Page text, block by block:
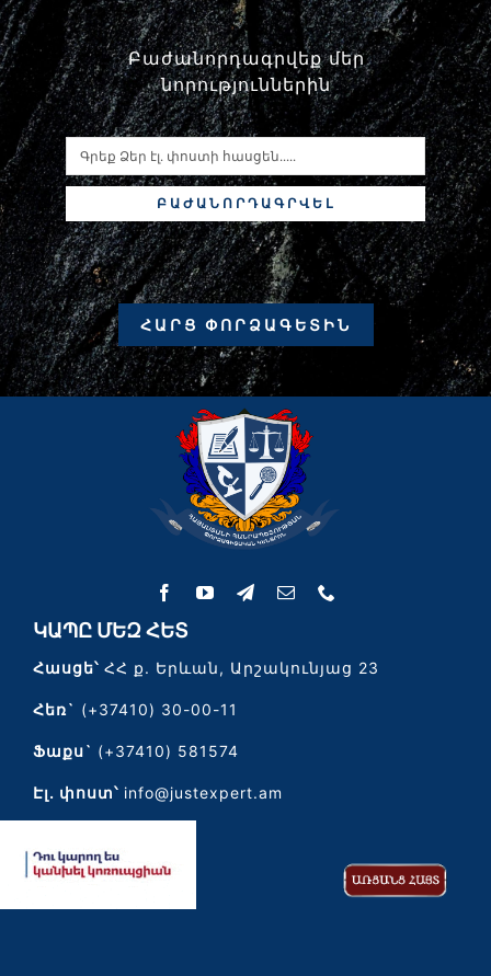
Բաժանորդագրվեք մեր
նորություններին
ԲԱԺԱՆՈՐԴԱԳՐՎԵԼ
ՀԱՐՑ ՓՈՐՁԱԳԵՏԻՆ
ԿԱՊԸ ՄԵԶ ՀԵՏ
Հասցե՝ՀՀ ք. Երևան, Արշակունյաց 23
Հեռ` (+37410) 30-00-11
Ֆաքս` (+37410) 581574
Էլ․ փոստ՝ info@justexpert.am